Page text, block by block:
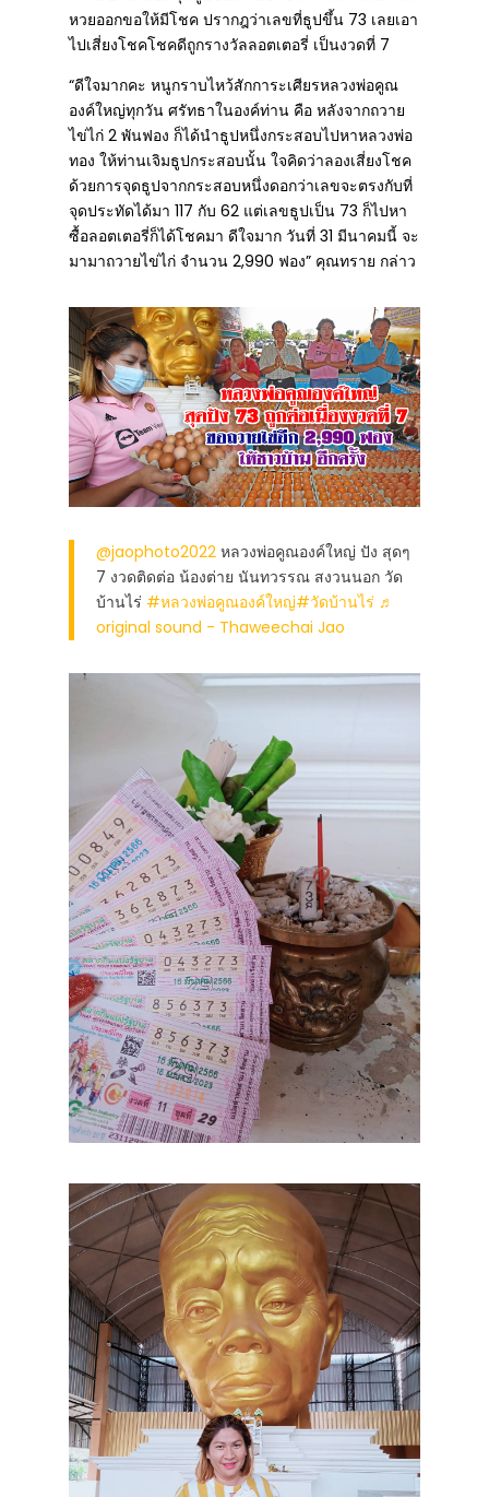
หวยออกขอให้มีโชค ปรากฎว่าเลขที่ธูปขึ้น 73 เลยเอา
ไปเสี่ยงโชคโชคดีถูกรางวัลลอตเตอรี่ เป็นงวดที่ 7
“ดีใจมากคะ หนูกราบไหว้สักการะเศียรหลวงพ่อคูณ
องค์ใหญ่ทุกวัน ศรัทธาในองค์ท่าน คือ หลังจากถวาย
ไข่ไก่ 2 พันฟอง ก็ได้นำธูปหนึ่งกระสอบไปหาหลวงพ่อ
ทอง ให้ท่านเจิมธูปกระสอบนั้น ใจคิดว่าลองเสี่ยงโชค
ด้วยการจุดธูปจากกระสอบหนึ่งดอกว่าเลขจะตรงกับที่
จุดประทัดได้มา 117 กับ 62 แต่เลขธูปเป็น 73 ก็ไปหา
ซื้อลอตเตอรี่ก็ได้โชคมา ดีใจมาก วันที่ 31 มีนาคมนี้ จะ
มามาถวายไข่ไก่ จำนวน 2,990 ฟอง” คุณทราย กล่าว
@jaophoto2022หลวงพ่อคูณองค์ใหญ่ ปัง สุดๆ
7 งวดติดต่อ น้องต่าย นันทวรรณ สงวนนอก วัด
บ้านไร่ #หลวงพ่อคูณองค์ใหญ่#วัดบ้านไร่ ♬
original sound - Thaweechai Jao